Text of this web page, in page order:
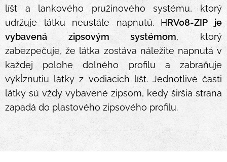
líšt a lankového pružinového systému, ktorý
udržuje látku neustále napnutú. HRV08-ZIP je
vybavená zipsovým systémom, ktorý
zabezpečuje, že látka zostáva náležite napnutá v
každej polohe dolného profilu a zabraňuje
vykĺznutiu látky z vodiacich líšt. Jednotlivé časti
látky sú vždy vybavené zipsom, kedy širšia strana
zapadá do plastového zipsového profilu.